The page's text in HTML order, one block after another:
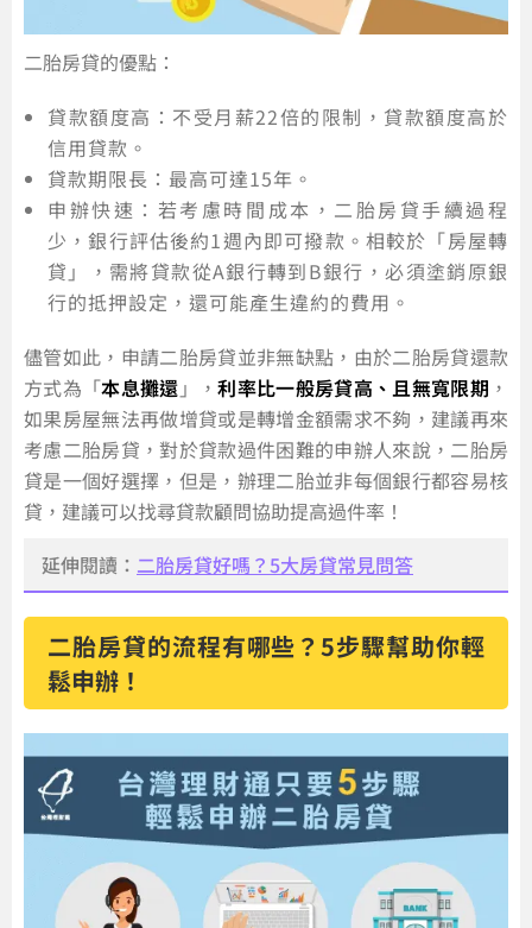
二胎房貸的優點：
貸款額度高：不受月薪22倍的限制，貸款額度高於
信用貸款。
貸款期限長：最高可達15年。
申辦快速：若考慮時間成本，二胎房貸手續過程
少，銀行評估後約1週內即可撥款。相較於「房屋轉
貸」，需將貸款從A銀行轉到B銀行，必須塗銷原銀
行的抵押設定，還可能產生違約的費用。
儘管如此，申請二胎房貸並非無缺點，由於二胎房貸還款
方式為「本息攤還 」，利率比一般房貸高、且無寬限期 ，
如果房屋無法再做增貸或是轉增金額需求不夠，建議再來
考慮二胎房貸，對於貸款過件困難的申辦人來說，二胎房
貸是一個好選擇，但是，辦理二胎並非每個銀行都容易核
貸，建議可以找尋貸款顧問協助提高過件率！
延伸閱讀： 二胎房貸好嗎？5大房貸常見問答
二胎房貸的流程有哪些？5步驟幫助你輕
鬆申辦！